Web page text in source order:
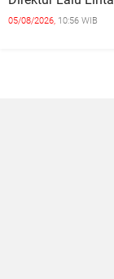
05/08/2026, 10:56 WIB